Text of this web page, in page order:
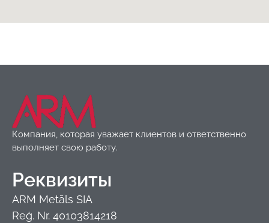
Компания, которая уважает клиентов и ответственно
выполняет свою работу.
Реквизиты
ARM Metāls SIA
Reģ. Nr. 40103814218